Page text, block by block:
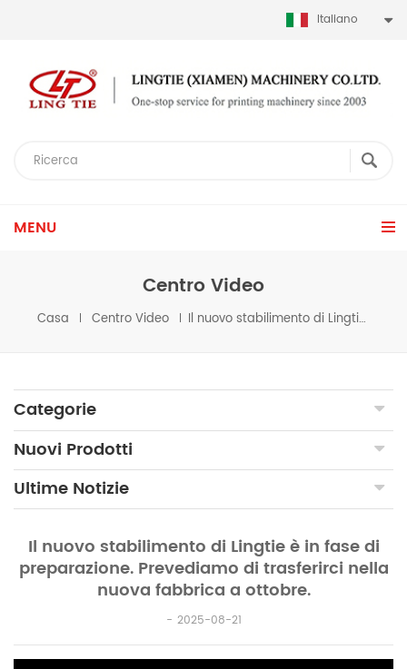
Italiano
MENU
Centro Video
Casa Centro Video Il nuovo stabilimento di Lingtie è in fase di preparazione. Prevediamo di trasferirci nella nuova fabbrica a ottobre.
Categorie
Nuovi Prodotti
Ultime Notizie
Il nuovo stabilimento di Lingtie è in fase di
preparazione. Prevediamo di trasferirci nella
nuova fabbrica a ottobre.
2025-08-21